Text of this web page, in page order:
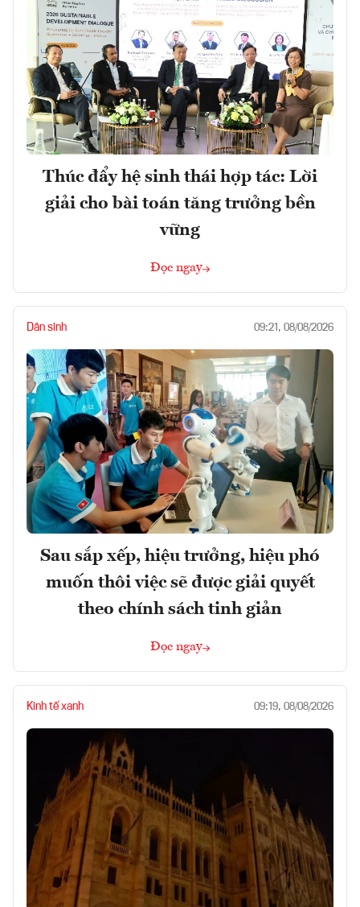
Thúc đẩy hệ sinh thái hợp tác: Lời
giải cho bài toán tăng trưởng bền
vững
Đọc ngay
Dân sinh 09:21, 08/08/2026
Sau sắp xếp, hiệu trưởng, hiệu phó
muốn thôi việc sẽ được giải quyết
theo chính sách tinh giản
Đọc ngay
Kinh tế xanh 09:19, 08/08/2026